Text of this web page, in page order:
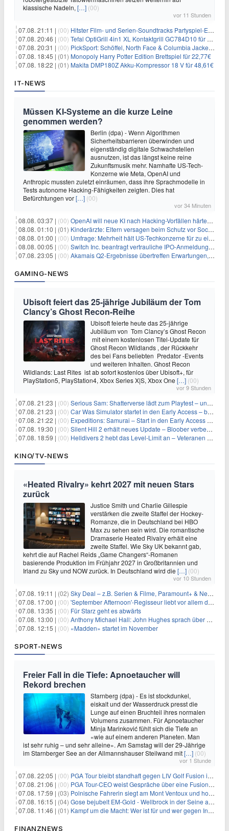
klassische Nadeln, […] (00)
vor 11 Stunden
07.08. 21:11 | (00) Hitster Film- und Serien-Soundtracks Partyspiel-Erweiterung für 6,99€
07.08. 20:46 | (00) Tefal OptiGrill 4in1 XL Kontaktgrill GC784D10 für 239,99€
07.08. 20:31 | (00) PickSport: Schöffel, North Face & Columbia Jacken ab 39,60€
07.08. 18:45 | (01) Monopoly Harry Potter Edition Brettspiel für 22,77€
07.08. 18:22 | (01) Makita DMP180Z Akku-Kompressor 18 V für 48,61€
IT-NEWS
Müssen KI-Systeme an die kurze Leine
genommen werden?
Berlin (dpa) - Wenn Algorithmen
Sicherheitsbarrieren überwinden und
eigenständig digitale Schwachstellen
ausnutzen, ist das längst keine reine
Zukunftsmusik mehr. Namhafte US-Tech-
Konzerne wie Meta, OpenAI und
Anthropic mussten zuletzt einräumen, dass ihre Sprachmodelle in
Tests autonome Hacking-Fähigkeiten zeigten. Dies hat
Befürchtungen vor[…] (00)
vor 34 Minuten
08.08. 03:37 | (00) OpenAI will neue KI nach Hacking-Vorfällen härter überwachen
08.08. 01:10 | (01) Kinderärzte: Eltern versagen beim Schutz vor Social Media
08.08. 01:00 | (00) Umfrage: Mehrheit hält US-Techkonzerne für zu einflussreich
08.08. 00:05 | (00) Switch Inc. beantragt vertrauliche IPO-Anmeldung im Zuge des AI-Booms
07.08. 23:05 | (00) Akamais Q2-Ergebnisse übertreffen Erwartungen, doch Aktien fallen: Ein tieferer Blick
GAMING-NEWS
Ubisoft feiert das 25-jährige Jubiläum der Tom
Clancy’s Ghost Recon-Reihe
Ubisoft feierte heute das 25-jährige
Jubiläum von Tom Clancy’s Ghost Recon
mit einem kostenlosen Titel-Update für
Ghost Recon Wildlands , der Rückkehr
des bei Fans beliebten Predator -Events
und weiteren Inhalten. Ghost Recon
Wildlands: Last Rites ist ab sofort kostenlos über Ubisoft+, für
PlayStation5, PlayStation4, Xbox Series X|S, Xbox One […] (00)
vor 9 Stunden
07.08. 21:23 | (00) Serious Sam: Shatterverse lädt zum Playtest – und erscheint schon bald!
07.08. 21:23 | (00) Car Was Simulator startet in den Early Access – bald gehts los!
07.08. 21:22 | (00) Expeditions: Samurai – Start in den Early Access ab heute im feudalen Japan
07.08. 19:30 | (00) Silent Hill 2 erhält neues Update – Bloober verbessert Grafik und Performance
07.08. 18:59 | (00) Helldivers 2 hebt das Level-Limit an – Veteranen können endlich weiter aufsteigen
KINO/TV-NEWS
«Heated Rivalry» kehrt 2027 mit neuen Stars
zurück
Justice Smith und Charlie Gillespie
verstärken die zweite Staffel der Hockey-
Romanze, die in Deutschland bei HBO
Max zu sehen sein wird. Die romantische
Dramaserie Heated Rivalry erhält eine
zweite Staffel. Wie Sky UK bekannt gab,
kehrt die auf Rachel Reids „Game Changers“-Romanen
basierende Produktion im Frühjahr 2027 in Großbritannien und
Irland zu Sky und NOW zurück. In Deutschland wird die […] (00)
vor 10 Stunden
07.08. 19:11 | (02) Sky Deal – z.B. Serien & Filme, Paramount+ & Netflix für 19,99€/Monat
07.08. 17:00 | (00) 'September Afternoon'-Regisseur liebt vor allem die 'Banalität' in seinen Filmen
07.08. 13:35 | (00) Für Starz geht es abwärts
07.08. 13:00 | (00) Anthony Michael Hall: John Hughes sprach über eine Fortsetzung von 'The Breakfast Club'
07.08. 12:15 | (00) «Madden» startet im November
SPORT-NEWS
Freier Fall in die Tiefe: Apnoetaucher will
Rekord brechen
Starnberg (dpa) - Es ist stockdunkel,
eiskalt und der Wasserdruck presst die
Lunge auf einen Bruchteil ihres normalen
Volumens zusammen. Für Apnoetaucher
Minja Marinković fühlt sich die Tiefe an
«wie auf einem anderen Planeten. Man
ist sehr ruhig – und sehr alleine». Am Samstag will der 29-Jährige
im Starnberger See an der Allmannshauser Steilwand mit[…] (00)
vor 1 Stunde
07.08. 22:05 | (00) PGA Tour bleibt standhaft gegen LIV Golf Fusion in einem sich wandelnden Sportumfeld
07.08. 21:06 | (00) PGA Tour-CEO weist Gespräche über eine Fusion mit LIV Golf zurück und bekräftigt die Wettbewerbslandschaft
07.08. 17:59 | (03) Polnische Fahrerin siegt am Mont Ventoux und holt Tour-Gelb
07.08. 16:15 | (04) Gose bejubelt EM-Gold - Wellbrock in der Seine ausgebremst
07.08. 11:46 | (01) Kampf um die Macht: Wer ist für und wer gegen Infantino?
FINANZNEWS